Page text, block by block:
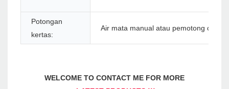
Potongan
kertas:
Air mata manual atau pemotong